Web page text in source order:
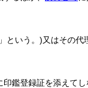
という。)又はその代
鑑登録証を添えてし